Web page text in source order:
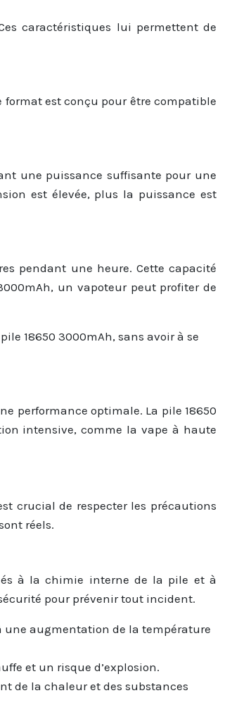
caractéristiques lui permettent de
format est conçu pour être compatible
une puissance suffisante pour une
est élevée, plus la puissance est
pendant une heure. Cette capacité
un vapoteur peut profiter de
18650 3000mAh, sans avoir à se
performance optimale. La pile 18650
intensive, comme la vape à haute
crucial de respecter les précautions
réels.
à la chimie interne de la pile et à
pour prévenir tout incident.
une augmentation de la température
et un risque d’explosion.
de la chaleur et des substances